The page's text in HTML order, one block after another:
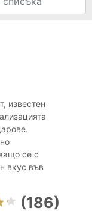
известен
се с
вкус във
(186)